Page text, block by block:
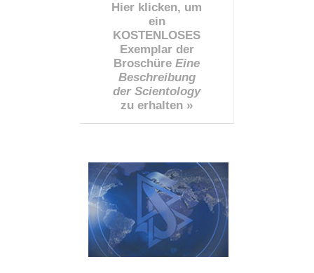
Hier klicken, um
ein
KOSTENLOSES
Exemplar der
Broschüre Eine
Beschreibung
der Scientology
zu erhalten »